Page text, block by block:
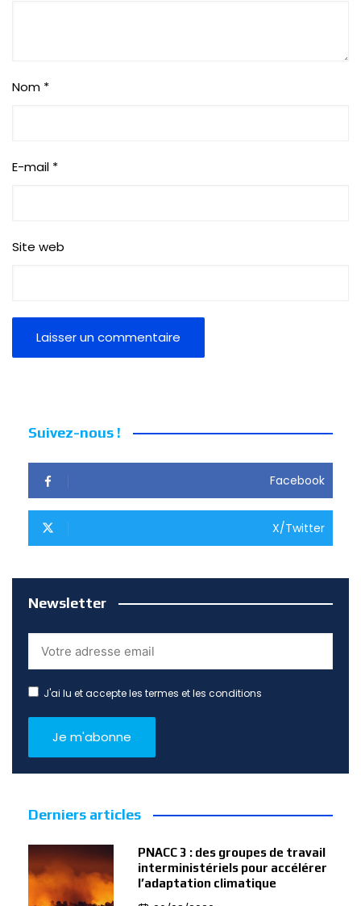
Nom *
E-mail *
Site web
Suivez-nous !
Facebook
X/Twitter
Newsletter
J'ai lu et accepte les termes et les conditions
Derniers articles
PNACC 3 : des groupes de travail
interministériels pour accélérer
l’adaptation climatique